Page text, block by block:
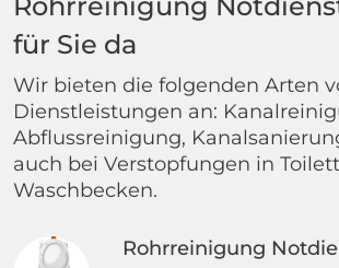
für Sie da
Wir bieten die folgenden Arten
Dienstleistungen an:
Abflussreinigung,
auch bei Verstopfungen in
Waschbecken.
Rohrreinigung